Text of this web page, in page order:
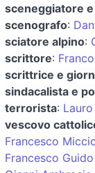
sceneggiatore
scenografo:
sciatore alpino:
scrittore:
scrittrice e
sindacalista e
terrorista:
vescovo
Francesco
Francesco